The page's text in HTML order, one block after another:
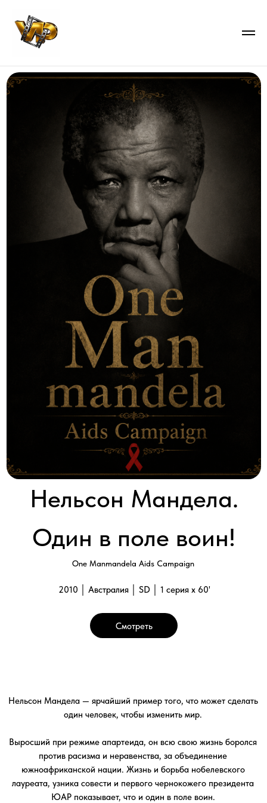
Нельсон Мандела.
Один в поле воин!
One Manmandela Aids Campaign
2010 │ Австралия │ SD │ 1 серия x 60'
Смотреть
Нельсон Мандела — ярчайший пример того, что может сделать
Выросший при режиме апартеида, он всю свою жизнь боролся
против расизма и неравенства, за объединение
южноафриканской нации. Жизнь и борьба нобелевского
лауреата, узника совести и первого чернокожего президента
ЮАР показывает, что и один в поле воин.